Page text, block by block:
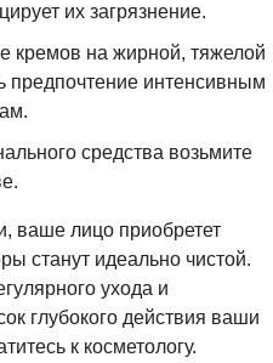
их загрязнение.
кремов на жирной, тяжелой
предпочтение интенсивным
средства возьмите
ваше лицо приобретет
станут идеально чистой.
ухода и
глубокого действия ваши
к косметологу.